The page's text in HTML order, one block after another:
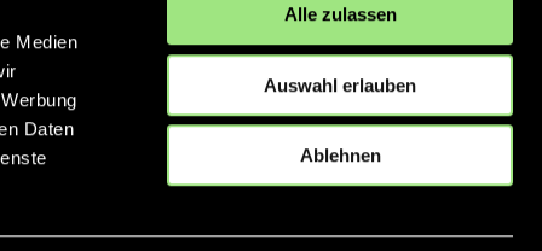
Medien
Daten
Alle zulassen
Auswahl erlauben
Ablehnen
Meisterschaften.
IMPRESSUM DATENSCHUTZERKLÄRUNG
© 2026 hockey.de